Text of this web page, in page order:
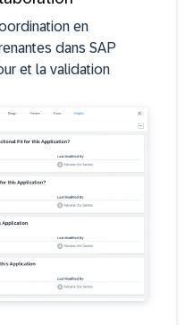
en
dans SAP
et la validation